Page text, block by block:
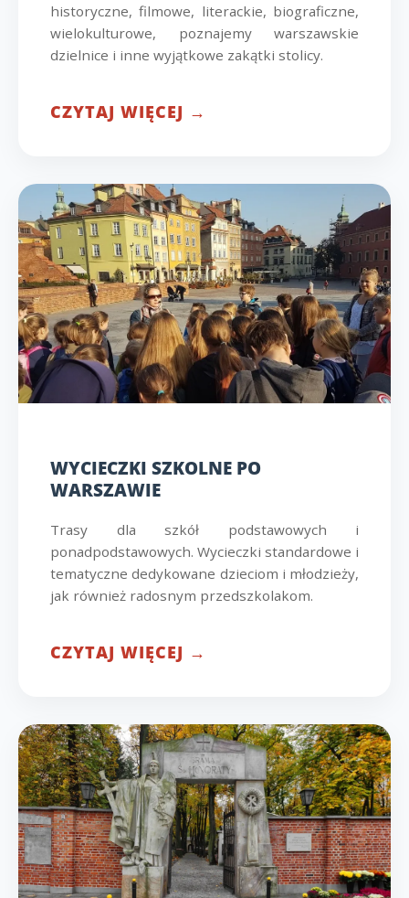
historyczne, filmowe, literackie, biograficzne,
wielokulturowe, poznajemy warszawskie
dzielnice i inne wyjątkowe zakątki stolicy.
CZYTAJ WIĘCEJ →
WYCIECZKI SZKOLNE PO
WARSZAWIE
Trasy dla szkół podstawowych i
ponadpodstawowych. Wycieczki standardowe i
tematyczne dedykowane dzieciom i młodzieży,
jak również radosnym przedszkolakom.
CZYTAJ WIĘCEJ →